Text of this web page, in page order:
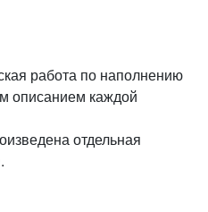
работа по наполнению
описанием каждой
отдельная